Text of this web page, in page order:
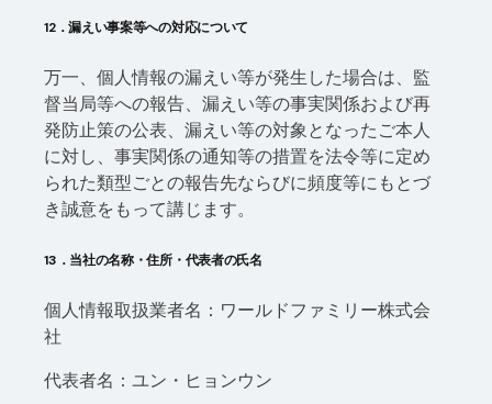
12．漏えい事案等への対応について
万一、個人情報の漏えい等が発生した場合は、監
督当局等への報告、漏えい等の事実関係および再
発防止策の公表、漏えい等の対象となったご本人
に対し、事実関係の通知等の措置を法令等に定め
られた類型ごとの報告先ならびに頻度等にもとづ
き誠意をもって講じます。
13．当社の名称・住所・代表者の氏名
個人情報取扱業者名：ワールドファミリー株式会
社
代表者名：ユン・ヒョンウン